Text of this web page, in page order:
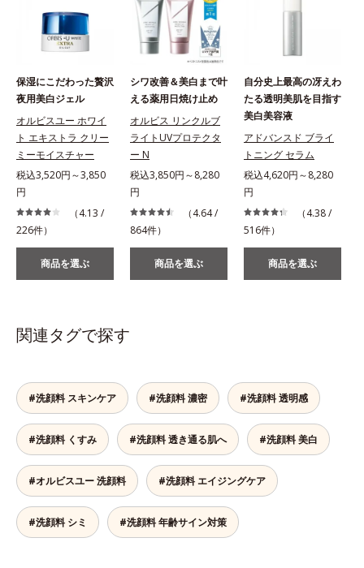
保湿にこだわった贅沢
夜用美白ジェル
オルビスユー ホワイ
ト エキストラ クリー
ミーモイスチャー
税込3,520円～3,850
円
（4.13 /
226件）
商品を選ぶ
シワ改善＆美白まで叶
える薬用日焼け止め
オルビス リンクルブ
ライトUVプロテクタ
ー N
税込3,850円～8,280
円
（4.64 /
864件）
商品を選ぶ
自分史上最高の冴えわ
たる透明美肌を目指す
美白美容液
アドバンスド ブライ
トニング セラム
税込4,620円～8,280
円
（4.38 /
516件）
商品を選ぶ
関連タグで探す
#洗顔料 スキンケア #洗顔料 濃密 #洗顔料 透明感
#洗顔料 くすみ #洗顔料 透き通る肌へ #洗顔料 美白
#オルビスユー 洗顔料 #洗顔料 エイジングケア
#洗顔料 シミ #洗顔料 年齢サイン対策